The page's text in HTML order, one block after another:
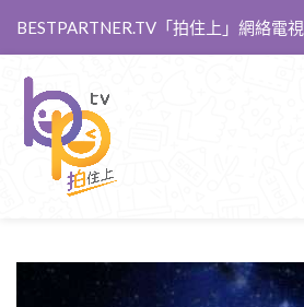
BESTPARTNER.TV「拍住上」網絡電視